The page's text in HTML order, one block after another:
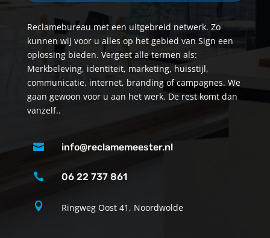
Reclamebureau met een uitgebreid netwerk. Zo
kunnen wij voor u alles op het gebied van Sign een
oplossing bieden. Vergeet alle termen als:
Merkbeleving, identiteit, marketing, huisstijl,
communicatie, internet, branding of campagnes. We
gaan gewoon voor u aan het werk. De rest komt dan
vanzelf..
 info@reclamemeester.nl
 06 22 737 861
 Ringweg Oost 41, Noordwolde